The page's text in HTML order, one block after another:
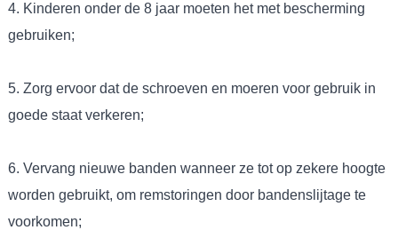
4. Kinderen onder de 8 jaar moeten het met bescherming
gebruiken;
5. Zorg ervoor dat de schroeven en moeren voor gebruik in
goede staat verkeren;
6. Vervang nieuwe banden wanneer ze tot op zekere hoogte
worden gebruikt, om remstoringen door bandenslijtage te
voorkomen;